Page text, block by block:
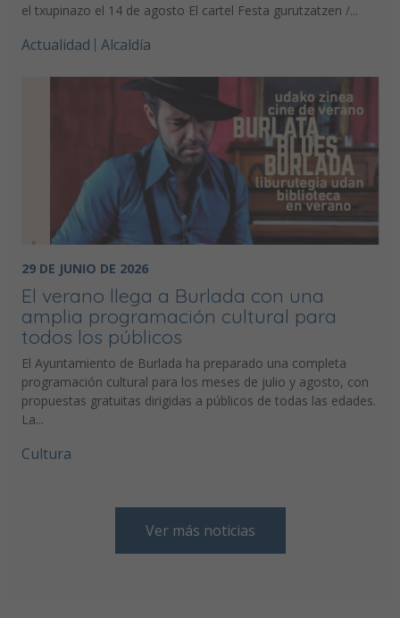
el txupinazo el 14 de agosto El cartel Festa gurutzatzen /...
Actualidad Alcaldía
29 DE JUNIO DE 2026
El verano llega a Burlada con una
amplia programación cultural para
todos los públicos
El Ayuntamiento de Burlada ha preparado una completa
programación cultural para los meses de julio y agosto, con
propuestas gratuitas dirigidas a públicos de todas las edades.
La...
Cultura
Ver más noticias